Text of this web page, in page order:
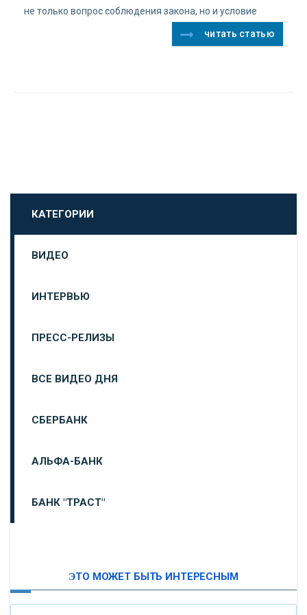
не только вопрос соблюдения закона, но и условие
читать статью
КАТЕГОРИИ
ВИДЕО
ИНТЕРВЬЮ
ПРЕСС-РЕЛИЗЫ
ВСЕ ВИДЕО ДНЯ
СБЕРБАНК
АЛЬФА-БАНК
БАНК "ТРАСТ"
ЭТО МОЖЕТ БЫТЬ ИНТЕРЕСНЫМ